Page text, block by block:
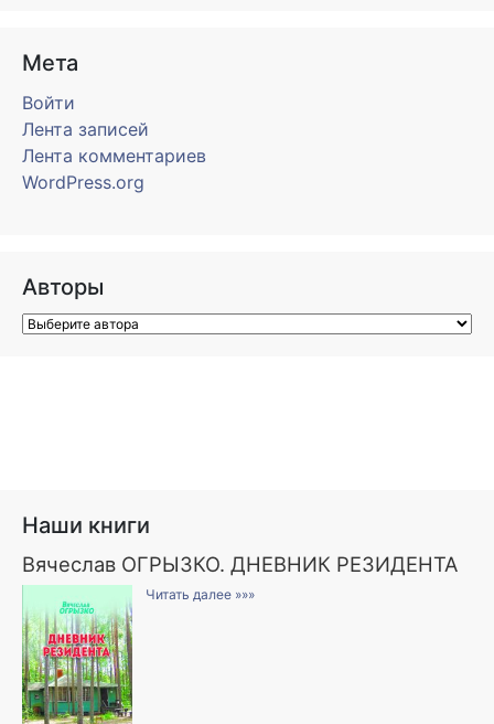
Мета
Войти
Лента записей
Лента комментариев
WordPress.org
Авторы
Наши книги
Вячеслав ОГРЫЗКО. ДНЕВНИК РЕЗИДЕНТА
Читать далее »»»